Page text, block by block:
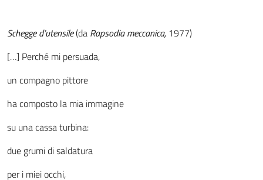
Schegge d’utensile(da Rapsodia meccanica, 1977)
[…] Perché mi persuada,
un compagno pittore
ha composto la mia immagine
su una cassa turbina:
due grumi di saldatura
per i miei occhi,